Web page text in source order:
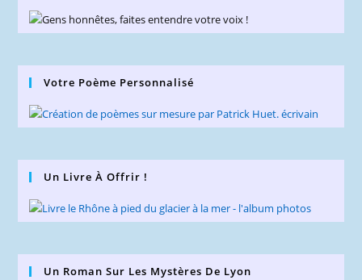
Votre Poème Personnalisé
Un Livre À Offrir !
Un Roman Sur Les Mystères De Lyon